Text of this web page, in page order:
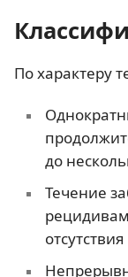
По характеру
до
Течение